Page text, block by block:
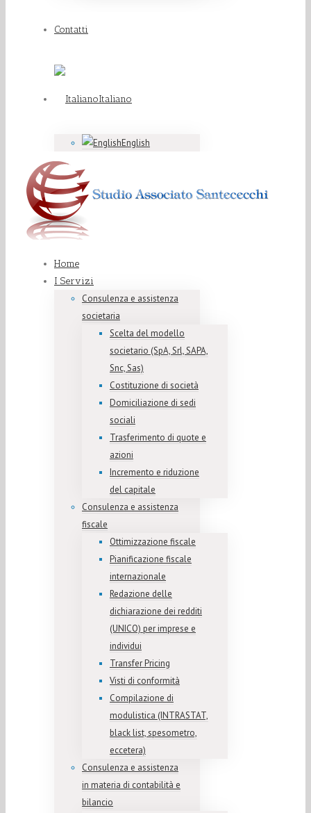
Contatti
Italiano
English
Home
I Servizi
Consulenza e assistenza
societaria
Scelta del modello
societario (SpA, Srl, SAPA,
Snc, Sas)
Costituzione di società
Domiciliazione di sedi
sociali
Trasferimento di quote e
azioni
Incremento e riduzione
del capitale
Consulenza e assistenza
fiscale
Ottimizzazione fiscale
Pianificazione fiscale
internazionale
Redazione delle
dichiarazione dei redditi
(UNICO) per imprese e
individui
Transfer Pricing
Visti di conformità
Compilazione di
modulistica (INTRASTAT,
black list, spesometro,
eccetera)
Consulenza e assistenza
in materia di contabilità e
bilancio